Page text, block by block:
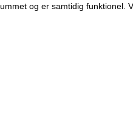
og er samtidig